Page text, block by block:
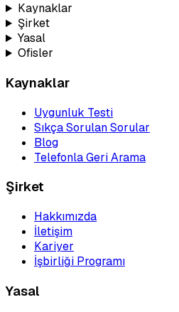
Kaynaklar
Şirket
Yasal
Ofisler
Kaynaklar
Uygunluk Testi
Sıkça Sorulan Sorular
Blog
Telefonla Geri Arama
Şirket
Hakkımızda
İletişim
Kariyer
İşbirliği Programı
Yasal